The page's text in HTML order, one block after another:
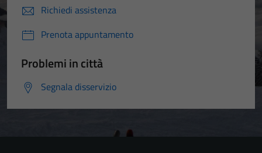
Richiedi assistenza
Prenota appuntamento
Problemi in città
Segnala disservizio